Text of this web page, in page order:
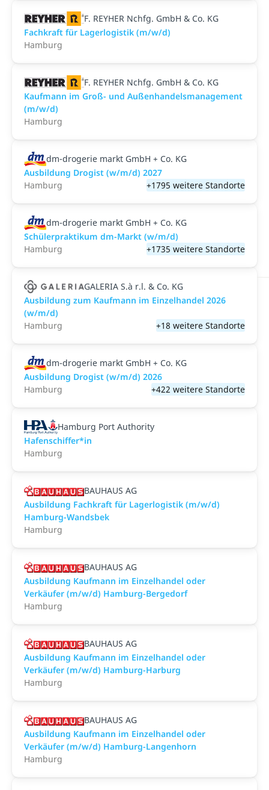
F. REYHER Nchfg. GmbH & Co. KG
Fachkraft für Lagerlogistik (m/w/d)
Hamburg
F. REYHER Nchfg. GmbH & Co. KG
Kaufmann im Groß- und Außenhandelsmanagement
(m/w/d)
Hamburg
dm-drogerie markt GmbH + Co. KG
Ausbildung Drogist (w/m/d) 2027
Hamburg
+1795 weitere Standorte
dm-drogerie markt GmbH + Co. KG
Schülerpraktikum dm-Markt (w/m/d)
Hamburg
+1735 weitere Standorte
GALERIA S.à r.l. & Co. KG
Ausbildung zum Kaufmann im Einzelhandel 2026
(w/m/d)
Hamburg
+18 weitere Standorte
dm-drogerie markt GmbH + Co. KG
Ausbildung Drogist (w/m/d) 2026
Hamburg
+422 weitere Standorte
Hamburg Port Authority
Hafenschiffer*in
Hamburg
BAUHAUS AG
Ausbildung Fachkraft für Lagerlogistik (m/w/d)
Hamburg-Wandsbek
Hamburg
BAUHAUS AG
Ausbildung Kaufmann im Einzelhandel oder
Verkäufer (m/w/d) Hamburg-Bergedorf
Hamburg
BAUHAUS AG
Ausbildung Kaufmann im Einzelhandel oder
Verkäufer (m/w/d) Hamburg-Harburg
Hamburg
BAUHAUS AG
Ausbildung Kaufmann im Einzelhandel oder
Verkäufer (m/w/d) Hamburg-Langenhorn
Hamburg